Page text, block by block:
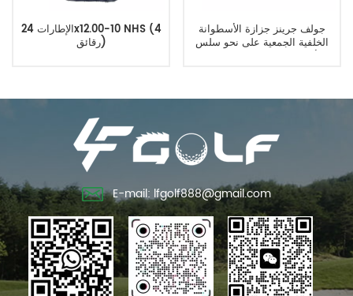
الإطارات 24x12.00-10 NHS (4
رقائق)
جولف جرينز جزازة الأسطوانة
الخلفية الجمعية على نحو سلس
E-mail: lfgolf888@gmail.com